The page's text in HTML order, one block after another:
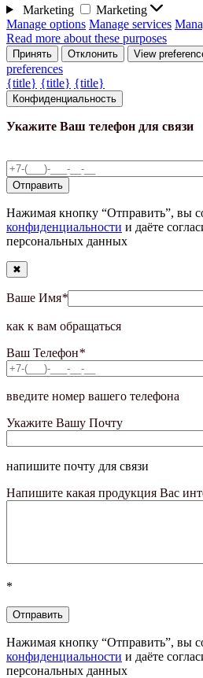
Marketing
Marketing
Manage options Manage services
Read more about these purposes
Принять Отклонить View
preferences
{title} {title} {title}
Конфиденциальность
Укажите Ваш телефон для связи
Нажимая кнопку “Отправить”, вы
конфиденциальности и даёте
персональных данных
✖
Ваше Имя*
как к вам обращаться
Ваш Телефон*
введите номер вашего телефона
Укажите Вашу Почту
напишите почту для связи
Напишите какая продукция Вас
*
Нажимая кнопку “Отправить”, вы
конфиденциальности и даёте
персональных данных